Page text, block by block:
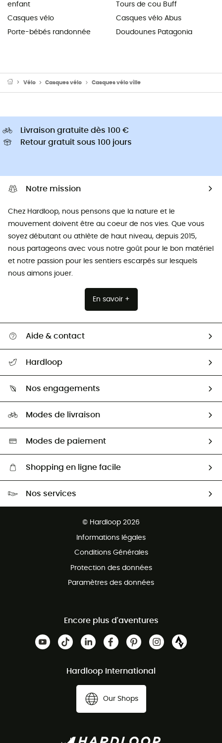
enfant
Casques vélo
Porte-bébés randonnée
Tours de cou Buff
Casques vélo Abus
Doudounes Patagonia
Vélo Casques vélo Casques vélo ville
Livraison gratuite dès 100 €
Retour gratuit sous 100 jours
Notre mission
Chez Hardloop, nous pensons que la nature et le
mouvement doivent être au coeur de nos vies. Que vous
soyez débutant ou athlète de haut niveau, depuis 2015,
nous partageons avec vous notre goût pour le bon matériel
et notre passion pour les sentiers escarpés sur lesquels
nous aimons jouer.
En savoir +
Aide & contact
Guide des tailles
Seconde Main
Aide & Contact
Hardloop
HardGuides
Nos engagements
Sélection éco-responsable
Modes de livraison
Modes de paiement
Shopping en ligne facile
Nos services
© Hardloop 2026
Informations légales
Conditions Générales
Protection des données
Paramètres des données
Encore plus d'aventures
Hardloop International
Our Shops